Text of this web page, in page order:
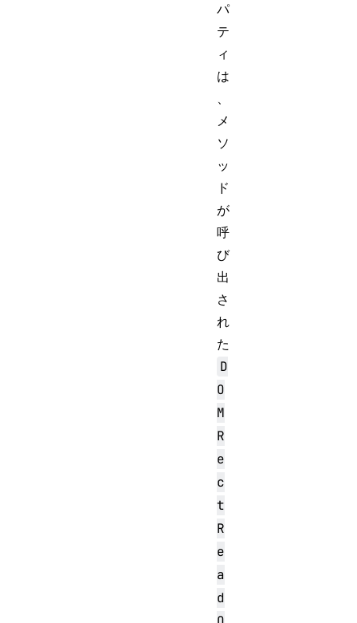
パ
テ
ィ
は
、
メ
ソ
ッ
ド
が
呼
び
出
さ
れ
た
D
O
M
R
e
c
t
R
e
a
d